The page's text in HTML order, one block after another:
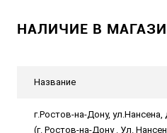
НАЛИЧИЕ В
Название
г.Ростов-на-Дону,
(г. Ростов-на-Дону . Ул.